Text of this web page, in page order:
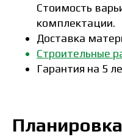
Стоимость
комплектации.
Доставка
Строительные
Гарантия на 5
Планировка